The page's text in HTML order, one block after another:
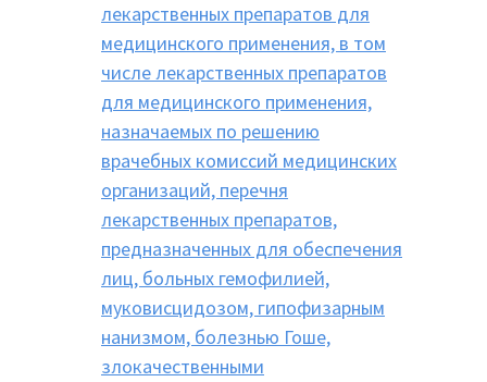
лекарственных препаратов для
медицинского применения, в том
числе лекарственных препаратов
для медицинского применения,
назначаемых по решению
врачебных комиссий медицинских
организаций, перечня
лекарственных препаратов,
предназначенных для обеспечения
лиц, больных гемофилией,
муковисцидозом, гипофизарным
нанизмом, болезнью Гоше,
злокачественными